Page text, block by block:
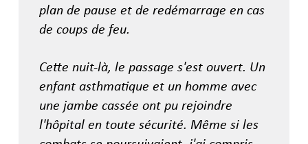
plan de pause et de redémarrage en cas
de coups de feu.
Cette nuit-là, le passage s'est ouvert. Un
enfant asthmatique et un homme avec
une jambe cassée ont pu rejoindre
l'hôpital en toute sécurité. Même si les